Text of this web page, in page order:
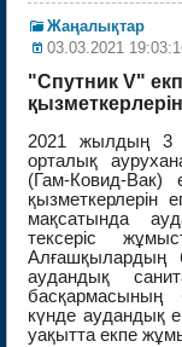
Жаңалықтар
03.03.2021
"Спутник V"
2021 жылдың 3
орталық
(Гам-Ковид-Вак)
қызметкерлерін
мақсатында
тексеріс
Алғашқылардың
аудандық
басқармасының
күнде аудандық
уақытта екпе